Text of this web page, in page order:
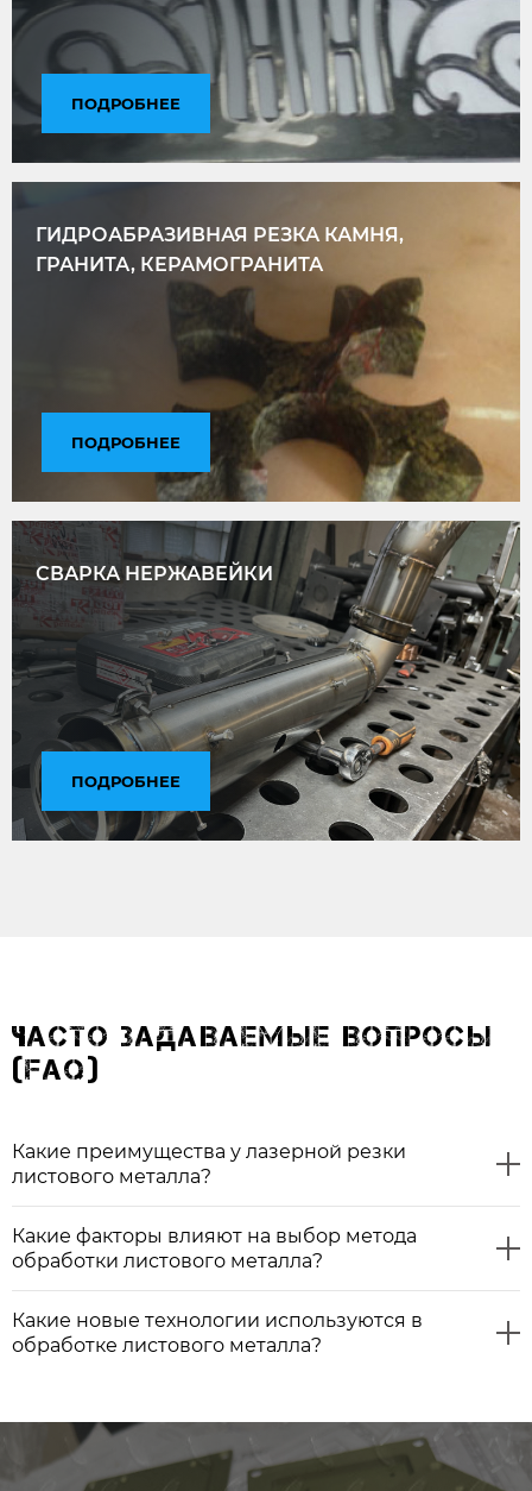
ПОДРОБНЕЕ
ГИДРОАБРАЗИВНАЯ РЕЗКА КАМНЯ,
ГРАНИТА, КЕРАМОГРАНИТА
ПОДРОБНЕЕ
СВАРКА НЕРЖАВЕЙКИ
ПОДРОБНЕЕ
ЧАСТО ЗАДАВАЕМЫЕ ВОПРОСЫ
(FAQ)
Какие преимущества у лазерной резки
листового металла?
Какие факторы влияют на выбор метода
обработки листового металла?
Какие новые технологии используются в
обработке листового металла?